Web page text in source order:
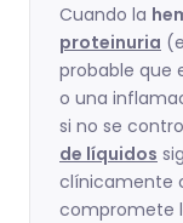
Cuando la
proteinuria
probable que
o una
si no se
de líquidos
clínicamente
compromete